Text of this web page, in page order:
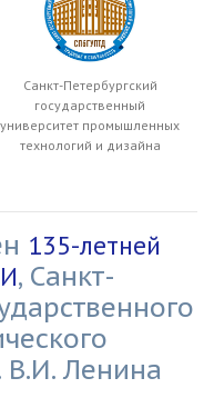
Санкт-Петербургский
государственный
университет промышленных
технологий и дизайна
135-летней
, Санкт-
В.И. Ленина